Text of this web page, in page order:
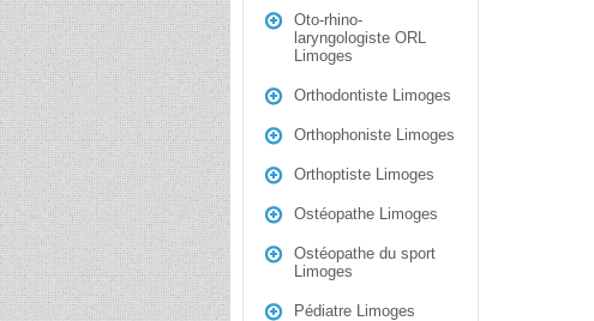
Oto-rhino-
laryngologiste ORL
Limoges
Orthodontiste Limoges
Orthophoniste Limoges
Orthoptiste Limoges
Ostéopathe Limoges
Ostéopathe du sport
Limoges
Pédiatre Limoges